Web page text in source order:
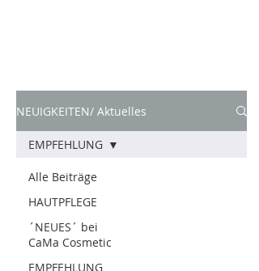
NEUIGKEITEN/ Aktuelles
Alle Beiträge
HAUTPFLEGE
´NEUES´ bei
CaMa Cosmetic
EMPFEHLUNG
EMPFEHLUNG